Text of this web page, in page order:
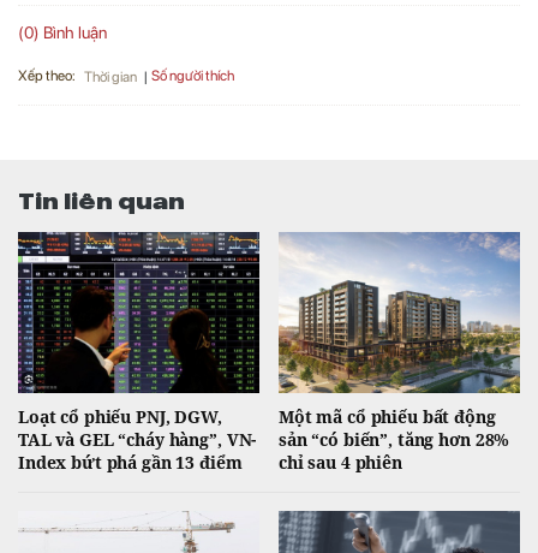
(0) Bình luận
Xếp theo: Thời gian Số người thích
Tin liên quan
Loạt cổ phiếu PNJ, DGW,
TAL và GEL “cháy hàng”, VN-
Index bứt phá gần 13 điểm
Một mã cổ phiếu bất động
sản “có biến”, tăng hơn 28%
chỉ sau 4 phiên